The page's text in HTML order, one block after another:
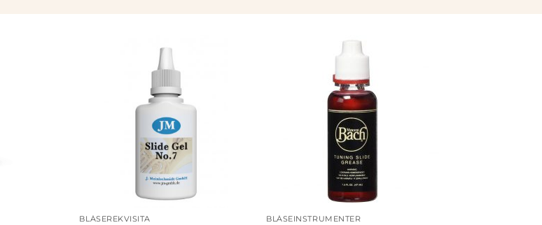
BLÅSEREKVISITA BLÅSEINSTRUMENTER